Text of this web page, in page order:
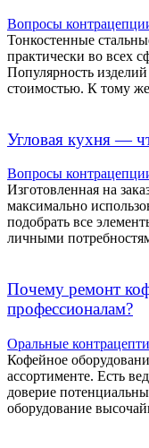
Вопросы
Тонкостенные
практически во всех
Популярность
стоимостью. К тому же
Угловая кухня —
Вопросы
Изготовленная на
максимально
подобрать все
личными
Почему ремонт
профессионалам?
Оральные
Кофейное
ассортименте. Есть
доверие
оборудование